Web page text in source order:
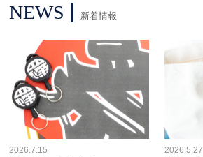
NEWS 新着情報
2026.7.15 2026.5.27